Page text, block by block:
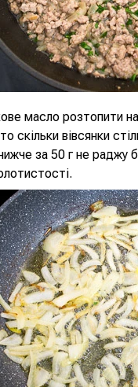
масло розтопити
скільки вівсянки
за 50 г не раджу